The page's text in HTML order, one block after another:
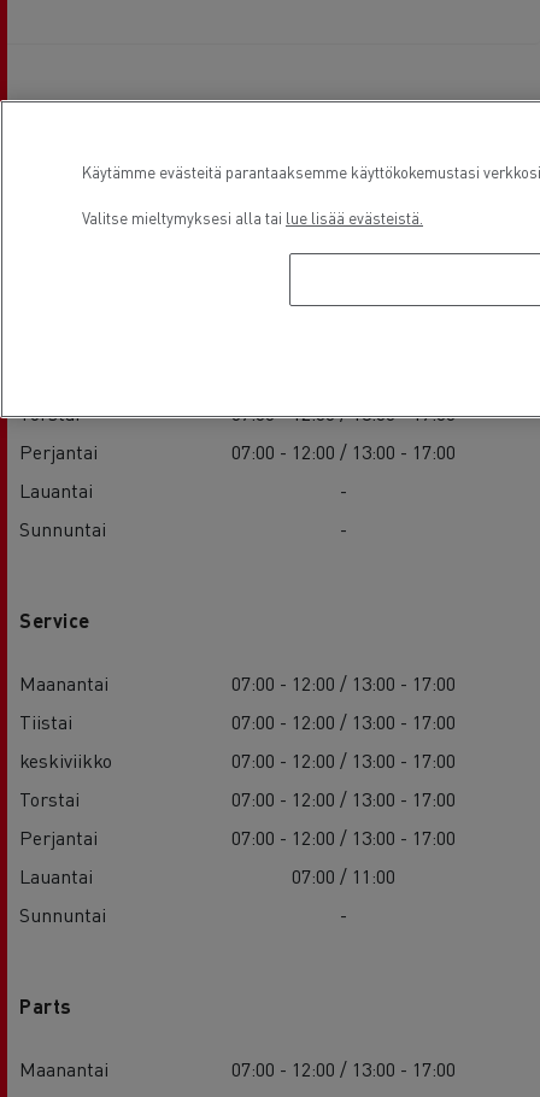
Torstai
07:00 - 12:00 / 13:00 - 17:00
Perjantai
07:00 - 12:00 / 13:00 - 17:00
Lauantai
-
Sunnuntai
-
Service
Maanantai
07:00 - 12:00 / 13:00 - 17:00
Tiistai
07:00 - 12:00 / 13:00 - 17:00
keskiviikko
07:00 - 12:00 / 13:00 - 17:00
Torstai
07:00 - 12:00 / 13:00 - 17:00
Perjantai
07:00 - 12:00 / 13:00 - 17:00
Lauantai
07:00 / 11:00
Sunnuntai
-
Parts
Maanantai
07:00 - 12:00 / 13:00 - 17:00
Käytämme evästeitä parantaaksemme käyttökokemustasi
Valitse mieltymyksesi alla tai lue lisää evästeistä.